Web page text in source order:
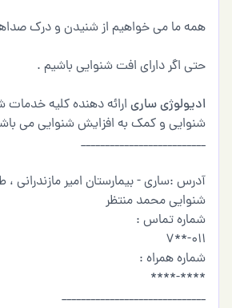
همه ما می خواهیم از شنیدن و درک
حتی اگر دارای افت شنوایی باشیم .
ادیولوژی ساری ارائه دهنده کلیه خدمات
شنوایی و کمک به افزایش شنوایی می
__________________________
آدرس :ساری - بیمارستان امیر مازندرانی
شنوایی محمد منتظر
شماره تماس :
011-**7
شماره همراه :
****-****
______________________________